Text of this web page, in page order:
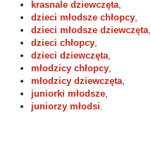
krasnale dziewczęta,
dzieci młodsze chłopcy,
dzieci młodsze dziewczęta,
dzieci chłopcy,
dzieci dziewczęta,
młodzicy chłopcy,
młodzicy dziewczęta,
juniorki młodsze,
juniorzy młodsi.